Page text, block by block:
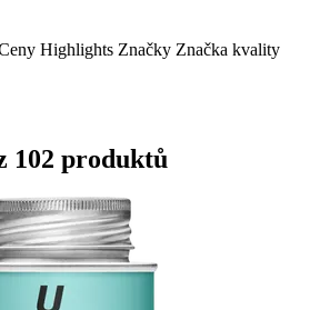
Highlights Značky Značka kvality
102 produktů